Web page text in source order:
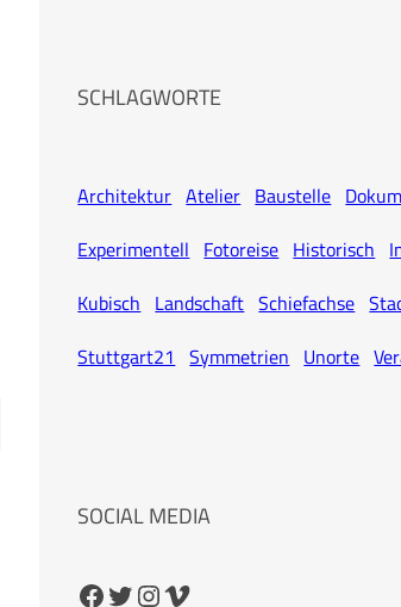
SCHLAGWORTE
Architektur Atelier Baustelle
Experimentell Fotoreise Historisch
Kubisch Landschaft Schiefachse
Stuttgart21 Symmetrien Unorte
SOCIAL MEDIA
Facebook Twitter InstagramVimeo